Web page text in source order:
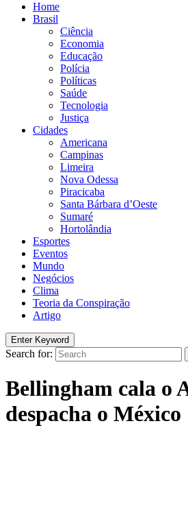
Home
Brasil
Ciência
Economia
Educação
Polícia
Políticas
Saúde
Tecnologia
Justiça
Cidades
Americana
Campinas
Limeira
Nova Odessa
Piracicaba
Santa Bárbara d’Oeste
Sumaré
Hortolândia
Esportes
Eventos
Mundo
Negócios
Clima
Teoria da Conspiração
Artigo
Enter Keyword
Search for:
Bellingham cala o
despacha o México